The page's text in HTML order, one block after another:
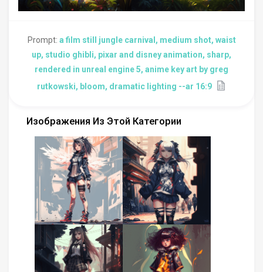
Prompt: a film still jungle carnival, medium shot, waist
up, studio ghibli, pixar and disney animation, sharp,
rendered in unreal engine 5, anime key art by greg
rutkowski, bloom, dramatic lighting --ar 16:9
Изображения Из Этой Категории